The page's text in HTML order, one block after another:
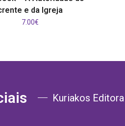
e da Igreja
7.00€
Kuriakos Editora